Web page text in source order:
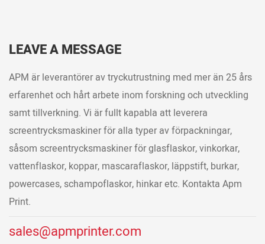
LEAVE A MESSAGE
APM är leverantörer av tryckutrustning med mer än 25 års
erfarenhet och hårt arbete inom forskning och utveckling
samt tillverkning. Vi är fullt kapabla att leverera
screentrycksmaskiner för alla typer av förpackningar,
såsom screentrycksmaskiner för glasflaskor, vinkorkar,
vattenflaskor, koppar, mascaraflaskor, läppstift, burkar,
powercases, schampoflaskor, hinkar etc. Kontakta Apm
Print.
sales@apmprinter.com